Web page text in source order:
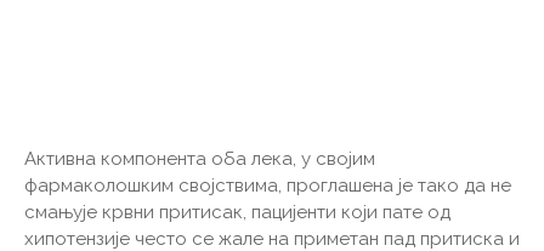
Активна компонента оба лека, у својим
фармаколошким својствима, проглашена је тако да не
смањује крвни притисак, пацијенти који пате од
хипотензије често се жале на приметан пад притиска и